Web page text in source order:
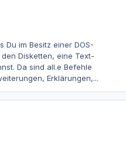
im Besitz einer DOS-
Disketten, eine Text-
Da sind all.e Befehle
Erklärungen,...